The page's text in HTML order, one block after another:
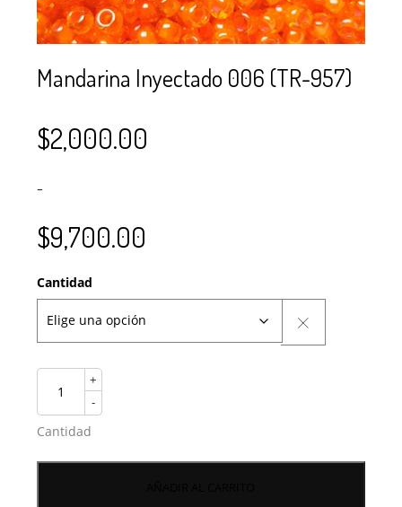
Mandarina Inyectado 006 (TR-957)
$2,000.00
–
$9,700.00
Cantidad
+
-
Cantidad